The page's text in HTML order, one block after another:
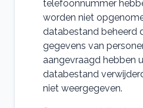
telefoonnummer
worden niet
databestand beheerd
gegevens van
aangevraagd hebben
databestand
niet weergegeven.